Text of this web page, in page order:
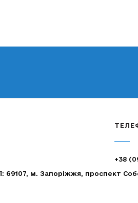
69107, м. Запоріжжя, проспект
+38